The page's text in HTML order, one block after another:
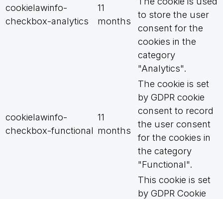
cookielawinfo-
checkbox-analytics
11
months
to store the user
consent for the
cookies in the
category
"Analytics".
cookielawinfo-
checkbox-functional
11
months
The cookie is set
by GDPR cookie
consent to record
the user consent
for the cookies in
the category
"Functional".
This cookie is set
by GDPR Cookie